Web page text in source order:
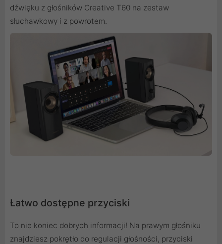
dźwięku z głośników Creative T60 na zestaw
słuchawkowy i z powrotem.
Łatwo dostępne przyciski
To nie koniec dobrych informacji! Na prawym głośniku
znajdziesz pokrętło do regulacji głośności, przyciski